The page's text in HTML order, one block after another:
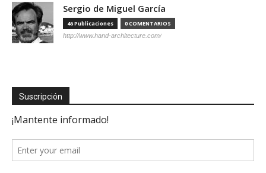
Sergio de Miguel García
46 Publicaciones 0 COMENTARIOS
http://www.hand-architecture.com/
Suscripción